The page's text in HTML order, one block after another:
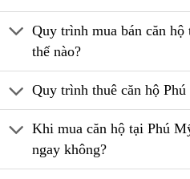
Quy trình mua bán căn
thế nào?
Quy trình thuê căn hộ
Khi mua căn hộ tại Phú
ngay không?